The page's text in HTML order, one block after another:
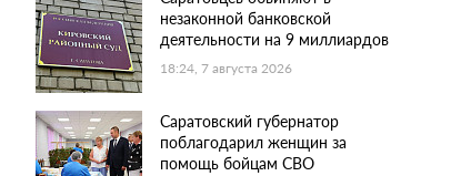
незаконной банковской
деятельности на 9 миллиардов
18:24, 7 августа 2026
Саратовский губернатор
поблагодарил женщин за
помощь бойцам СВО